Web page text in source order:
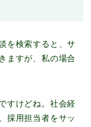
を検索すると、サ
ますが、私の場合
すけどね。社会経
採用担当者をサッ